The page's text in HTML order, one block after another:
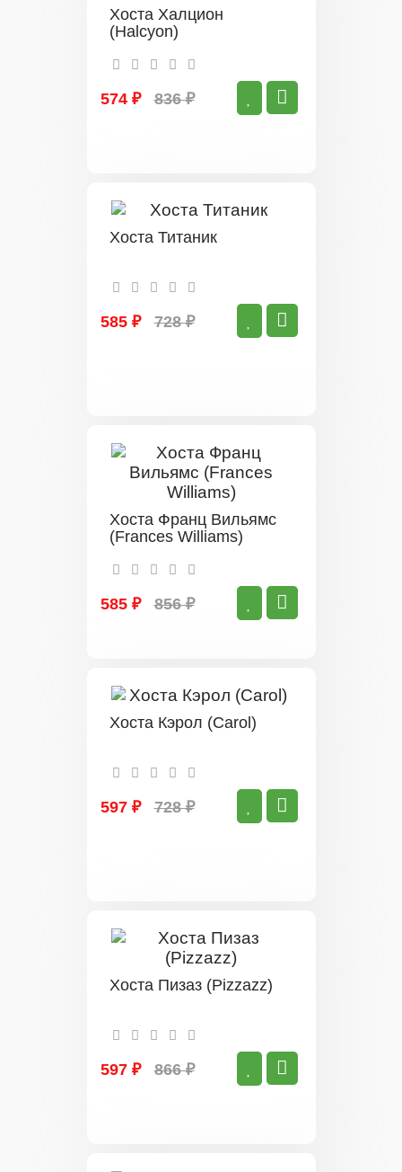
Хоста Халцион
(Halcyon)
574 ₽ 836 ₽
Хоста Титаник
585 ₽ 728 ₽
Хоста Франц Вильямс
(Frances Williams)
585 ₽ 856 ₽
Хоста Кэрол (Carol)
597 ₽ 728 ₽
Хоста Пизаз (Pizzazz)
597 ₽ 866 ₽